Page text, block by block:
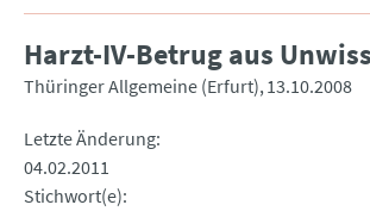
Harzt-IV-Betrug aus
Thüringer Allgemeine (Erfurt) 13.10.2008
Letzte Änderung
04.02.2011
Stichwort(e)